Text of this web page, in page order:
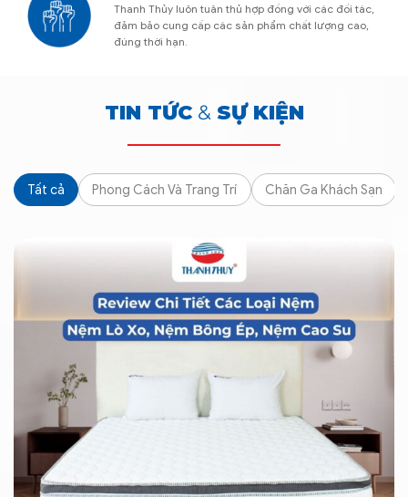
Thanh Thủy luôn tuân thủ hợp đồng với các đối tác,
đảm bảo cung cấp các sản phẩm chất lượng cao,
đúng thời hạn.
TIN TỨC& SỰ KIỆN
Tất cả Phong Cách Và Trang Trí Chăn Ga Khách Sạn